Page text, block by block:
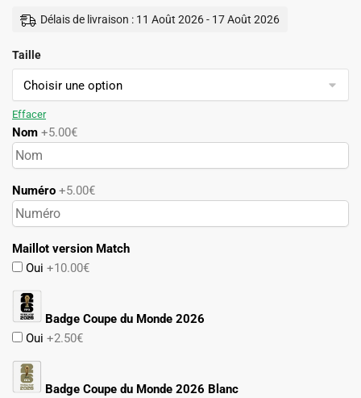
prix
89.90€.
prix
49.90€.
Délais de livraison : 11 Août 2026 - 17 Août 2026
Taille
Effacer
Nom +5.00€
Numéro +5.00€
Maillot version Match
Oui +10.00€
Badge Coupe du Monde 2026
Oui +2.50€
Badge Coupe du Monde 2026 Blanc